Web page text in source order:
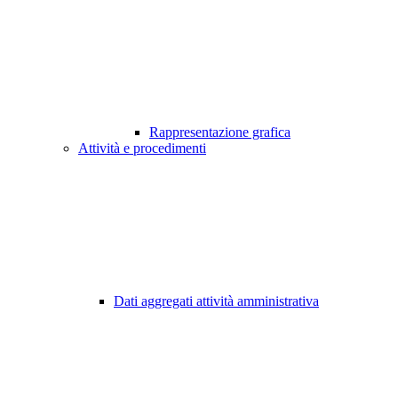
Rappresentazione grafica
Attività e procedimenti
Dati aggregati attività amministrativa